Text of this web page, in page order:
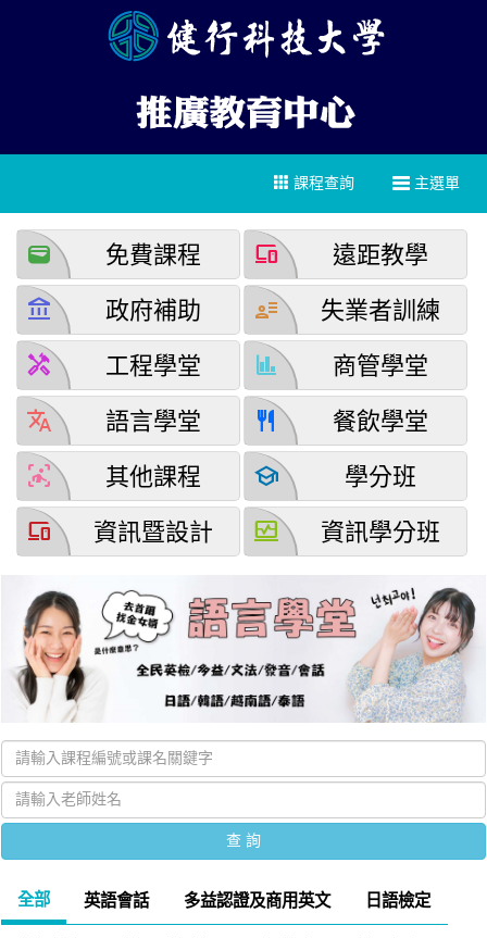
主選單
課程查詢
wallet 免費課程 devices 遠距教學
account_balance 政府補助 user_attributes 失業者訓練
handyman 工程學堂 finance 商管學堂
translate 語言學堂 restaurant 餐飲學堂
detection_and_zone 其他課程 school 學分班
devices 資訊暨設計 browse_activity 資訊學分班
全部 英語會話 多益認證及商用英文 日語檢定